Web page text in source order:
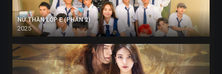
NỮ THẦN LỚP E (PHẦN 2)
2025